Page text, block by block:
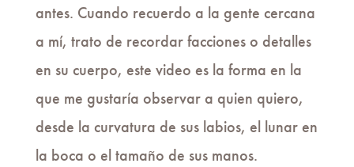
antes. Cuando recuerdo a la gente cercana
a mí, trato de recordar facciones o detalles
en su cuerpo, este video es la forma en la
que me gustaría observar a quien quiero,
desde la curvatura de sus labios, el lunar en
la boca o el tamaño de sus manos.